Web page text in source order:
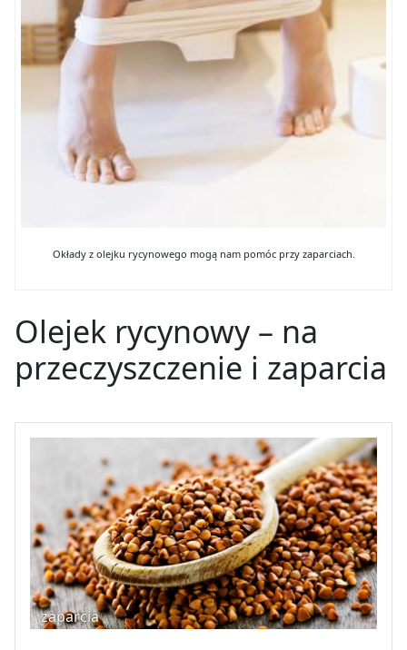
Okłady z olejku rycynowego mogą nam pomóc przy zaparciach.
Olejek rycynowy – na
przeczyszczenie i zaparcia
zaparcia